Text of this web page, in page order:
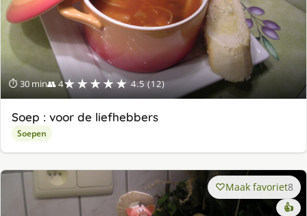
⏱ 30 min👥 4★★★★★ 4.5 (12)
Soep : voor de liefhebbers
Soepen
Maak favoriet8
👍